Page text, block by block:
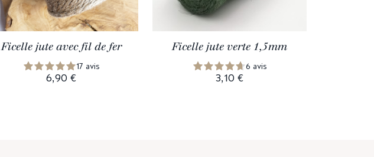
Ficelle jute avec fil de fer
17 avis
6,90 €
Ficelle jute verte 1,5mm
6 avis
3,10 €